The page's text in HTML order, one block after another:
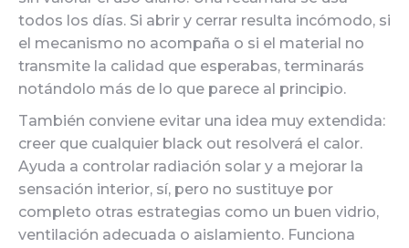
todos los días. Si abrir y cerrar resulta incómodo, si
el mecanismo no acompaña o si el material no
transmite la calidad que esperabas, terminarás
notándolo más de lo que parece al principio.
También conviene evitar una idea muy extendida:
creer que cualquier black out resolverá el calor.
Ayuda a controlar radiación solar y a mejorar la
sensación interior, sí, pero no sustituye por
completo otras estrategias como un buen vidrio,
ventilación adecuada o aislamiento. Funciona